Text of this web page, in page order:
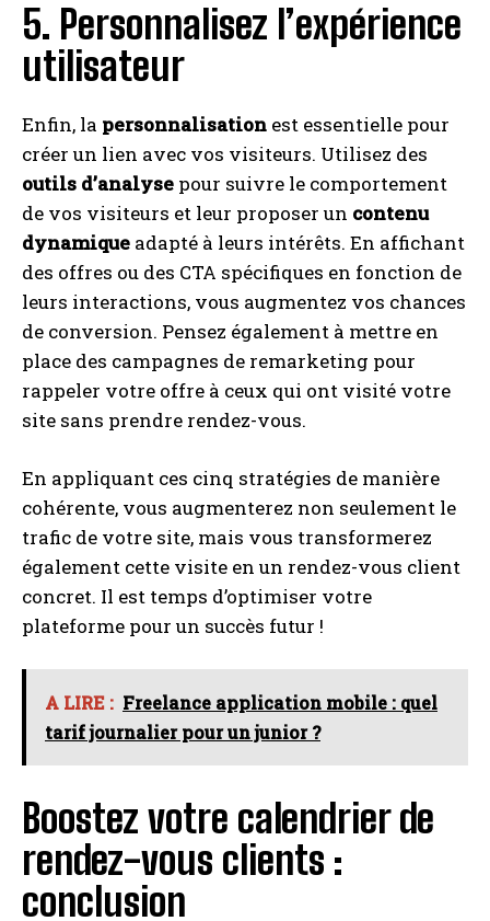
5. Personnalisez l’expérience
utilisateur
Enfin, la personnalisation est essentielle pour
créer un lien avec vos visiteurs. Utilisez des
outils d’analyse pour suivre le comportement
de vos visiteurs et leur proposer un contenu
dynamique adapté à leurs intérêts. En affichant
des offres ou des CTA spécifiques en fonction de
leurs interactions, vous augmentez vos chances
de conversion. Pensez également à mettre en
place des campagnes de remarketing pour
rappeler votre offre à ceux qui ont visité votre
site sans prendre rendez-vous.
En appliquant ces cinq stratégies de manière
cohérente, vous augmenterez non seulement le
trafic de votre site, mais vous transformerez
également cette visite en un rendez-vous client
concret. Il est temps d’optimiser votre
plateforme pour un succès futur !
A LIRE : Freelance application mobile : quel
tarif journalier pour un junior ?
Boostez votre calendrier de
rendez-vous clients :
conclusion